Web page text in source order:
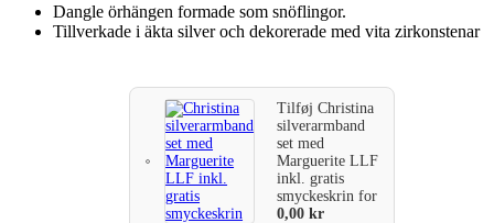
Dangle örhängen formade som snöflingor.
Tillverkade i äkta silver och dekorerade med vita zirkonstenar
TilføjChristina
silverarmband
set med
Marguerite LLF
inkl. gratis
smyckeskrinfor
0,00kr